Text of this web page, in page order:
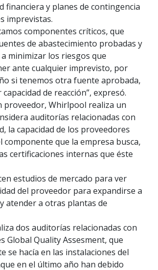
financiera y planes de contingencia
imprevistas.
componentes críticos, que
de abastecimiento probadas y
minimizar los riesgos que
ante cualquier imprevisto, por
si tenemos otra fuente aprobada,
de reacción”, expresó.
proveedor, Whirlpool realiza un
auditorías relacionadas con
la capacidad de los proveedores
componente que la empresa busca,
certificaciones internas que éste
estudios de mercado para ver
del proveedor para expandirse a
atender a otras plantas de
dos auditorías relacionadas con
Global Quality Assesment, que
se hacía en las instalaciones del
en el último año han debido